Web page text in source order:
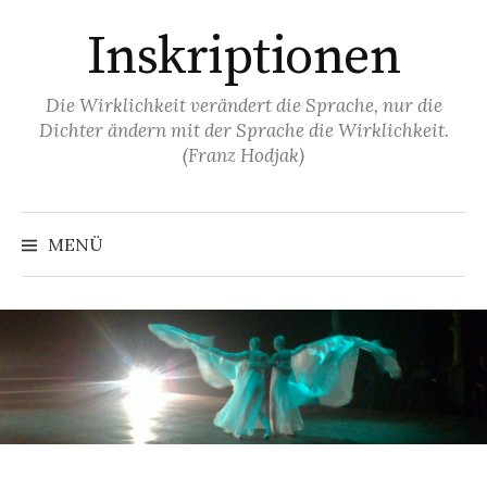
Inskriptionen
Die Wirklichkeit verändert die Sprache, nur die
Dichter ändern mit der Sprache die Wirklichkeit.
(Franz Hodjak)
MENÜ